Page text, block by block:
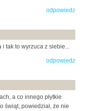
odpowiedz
tak to wyrzuca z siebie...
odpowiedz
a co innego płytkie
świąt, powiedział, że nie